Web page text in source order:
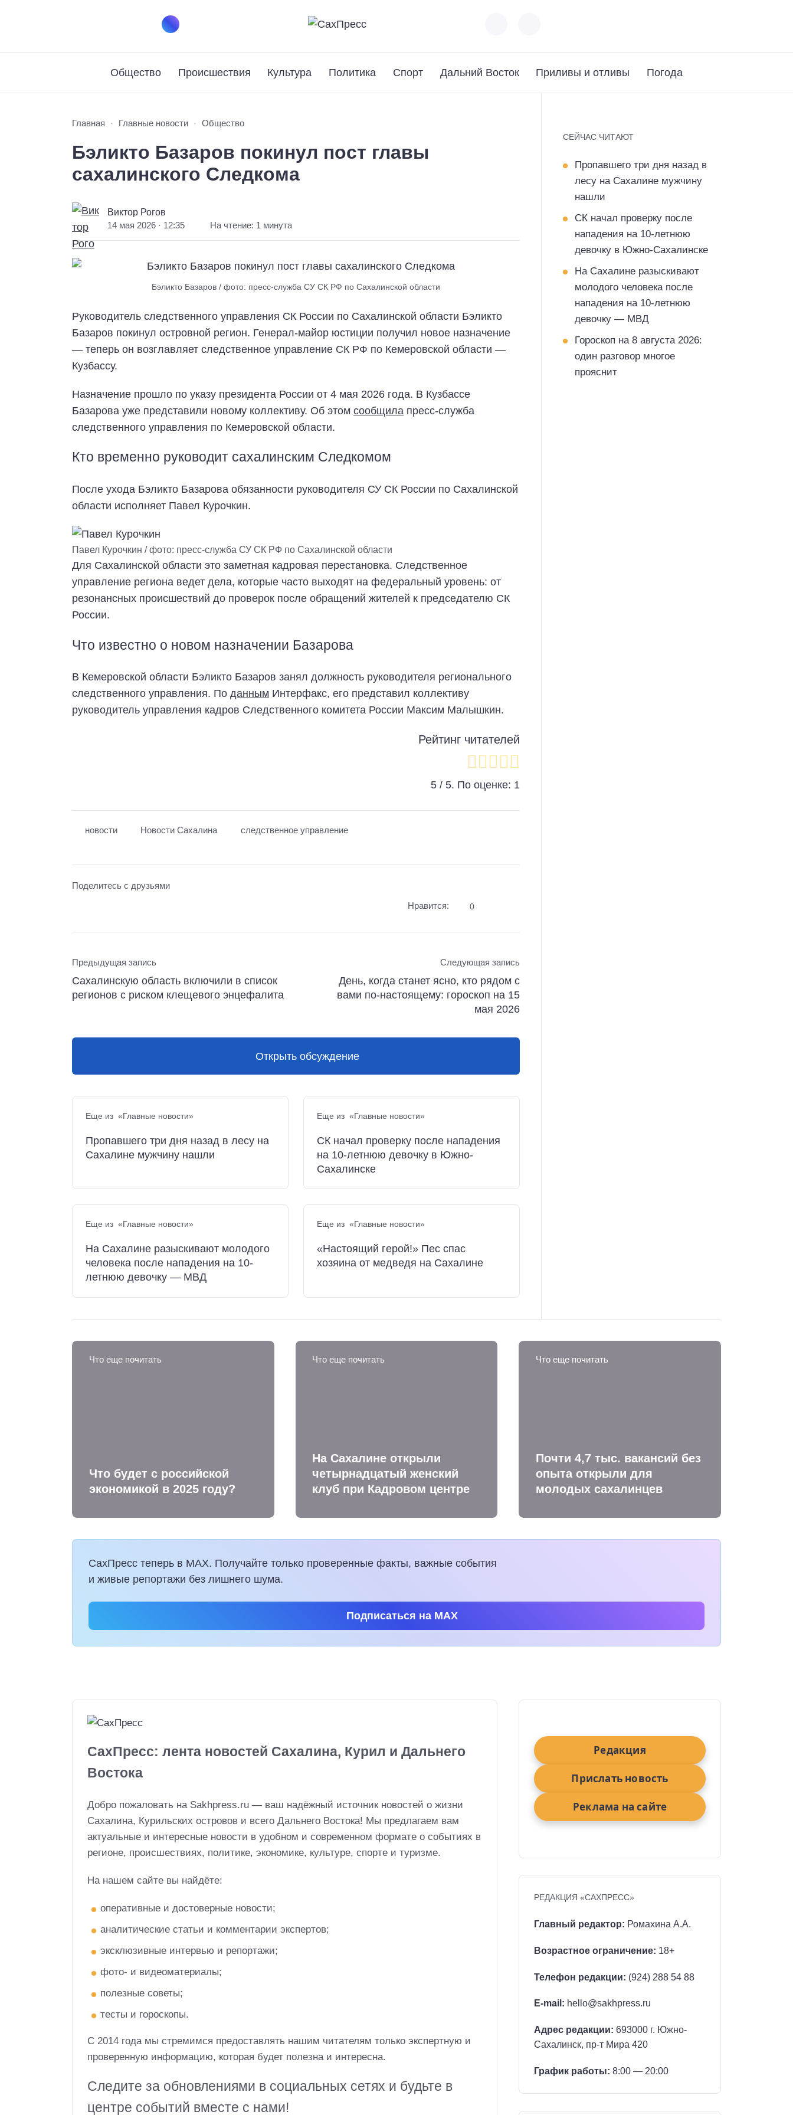
Общество Происшествия Культура Политика Спорт Дальний Восток Приливы и отливы Погода
Главная Главные новости Общество
Бэликто Базаров покинул пост главы
сахалинского Следкома
Виктор Рогов
14 мая 2026 · 12:35 На чтение: 1 минута
Бэликто Базаров / фото: пресс-служба СУ СК РФ по Сахалинской области
Руководитель следственного управления СК России по Сахалинской области Бэликто
Базаров покинул островной регион. Генерал-майор юстиции получил новое назначение
— теперь он возглавляет следственное управление СК РФ по Кемеровской области —
Кузбассу.
Назначение прошло по указу президента России от 4 мая 2026 года. В Кузбассе
Базарова уже представили новому коллективу. Об этом сообщила пресс-служба
следственного управления по Кемеровской области.
Кто временно руководит сахалинским Следкомом
После ухода Бэликто Базарова обязанности руководителя СУ СК России по Сахалинской
области исполняет Павел Курочкин.
Павел Курочкин / фото: пресс-служба СУ СК РФ по Сахалинской области
Для Сахалинской области это заметная кадровая перестановка. Следственное
управление региона ведет дела, которые часто выходят на федеральный уровень: от
резонансных происшествий до проверок после обращений жителей к председателю СК
России.
Что известно о новом назначении Базарова
В Кемеровской области Бэликто Базаров занял должность руководителя регионального
следственного управления. По данным Интерфакс, его представил коллективу
руководитель управления кадров Следственного комитета России Максим Малышкин.
Рейтинг читателей
5 / 5. По оценке: 1
новости Новости Сахалина следственное управление
Поделитесь с друзьями
Нравится: 0
Предыдущая запись
Сахалинскую область включили в список
регионов с риском клещевого энцефалита
Следующая запись
День, когда станет ясно, кто рядом с
вами по-настоящему: гороскоп на 15
мая 2026
Открыть обсуждение
Еще из «Главные новости»
Пропавшего три дня назад в лесу на
Сахалине мужчину нашли
Еще из «Главные новости»
СК начал проверку после нападения
на 10-летнюю девочку в Южно-
Сахалинске
Еще из «Главные новости»
На Сахалине разыскивают молодого
человека после нападения на 10-
летнюю девочку — МВД
Еще из «Главные новости»
«Настоящий герой!» Пес спас
хозяина от медведя на Сахалине
СЕЙЧАС ЧИТАЮТ
Пропавшего три дня назад в
лесу на Сахалине мужчину
нашли
СК начал проверку после
нападения на 10-летнюю
девочку в Южно-Сахалинске
На Сахалине разыскивают
молодого человека после
нападения на 10-летнюю
девочку — МВД
Гороскоп на 8 августа 2026:
один разговор многое
прояснит
Что еще почитать
Что будет с российской
экономикой в 2025 году?
Что еще почитать
На Сахалине открыли
четырнадцатый женский
клуб при Кадровом центре
Что еще почитать
Почти 4,7 тыс. вакансий без
опыта открыли для
молодых сахалинцев
СахПресс теперь в MAX. Получайте только проверенные факты, важные события
и живые репортажи без лишнего шума.
Подписаться на MAX
СахПресс: лента новостей Сахалина, Курил и Дальнего
Востока
Добро пожаловать на Sakhpress.ru — ваш надёжный источник новостей о жизни
Сахалина, Курильских островов и всего Дальнего Востока! Мы предлагаем вам
актуальные и интересные новости в удобном и современном формате о событиях в
регионе, происшествиях, политике, экономике, культуре, спорте и туризме.
На нашем сайте вы найдёте:
оперативные и достоверные новости;
аналитические статьи и комментарии экспертов;
эксклюзивные интервью и репортажи;
фото- и видеоматериалы;
полезные советы;
тесты и гороскопы.
С 2014 года мы стремимся предоставлять нашим читателям только экспертную и
проверенную информацию, которая будет полезна и интересна.
Следите за обновлениями в социальных сетях и будьте в
центре событий вместе с нами!
Редакция
Прислать новость
Реклама на сайте
РЕДАКЦИЯ «САХПРЕСС»
Главный редактор: Ромахина А.А.
Возрастное ограничение: 18+
Телефон редакции: (924) 288 54 88
E-mail: hello@sakhpress.ru
Адрес редакции: 693000 г. Южно-
Сахалинск, пр-т Мира 420
График работы: 8:00 — 20:00